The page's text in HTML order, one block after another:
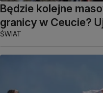
Będzie kolejne
granicy w Ceucie?
ŚWIAT